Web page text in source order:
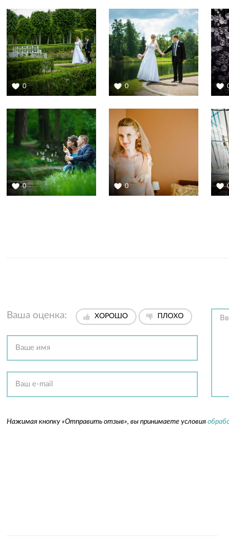
0 0
0 0
Ваша оценка: ХОРОШО ПЛОХО
Нажимая кнопку «Отправить отзыв», вы принимаете условия